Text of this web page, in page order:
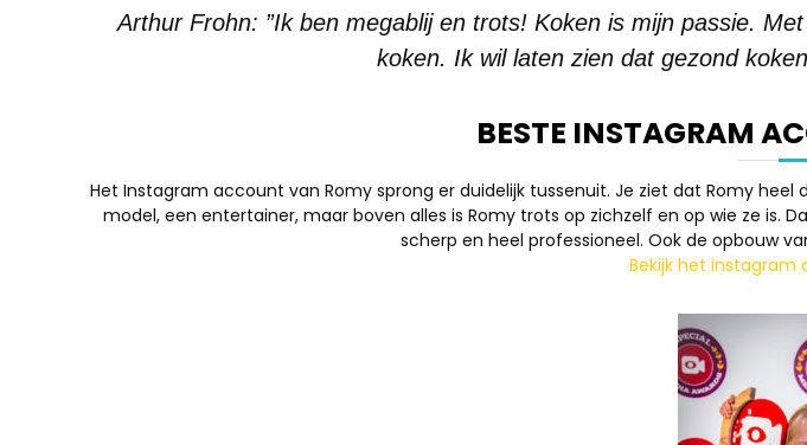
Arthur Frohn: ”Ik ben megablij en trots! Koken is mijn passie.
koken. Ik wil laten zien dat gezond
BESTE INSTAGRAM
Het Instagram account van Romy sprong er duidelijk tussenuit. Je ziet dat Romy
model, een entertainer, maar boven alles is Romy trots op zichzelf en op wie ze is.
scherp en heel professioneel. Ook de opbouw
Bekijk het instagram